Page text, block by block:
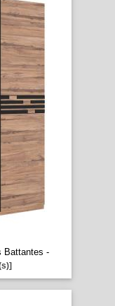
Battantes -